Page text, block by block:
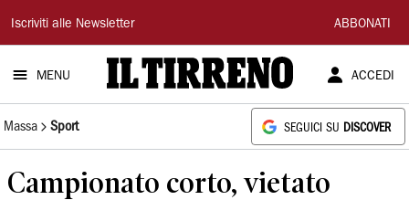
Il
Tirreno
Iscriviti alle Newsletter ABBONATI
MENU ACCEDI
Massa Sport SEGUICI SU DISCOVER
Campionato corto, vietato